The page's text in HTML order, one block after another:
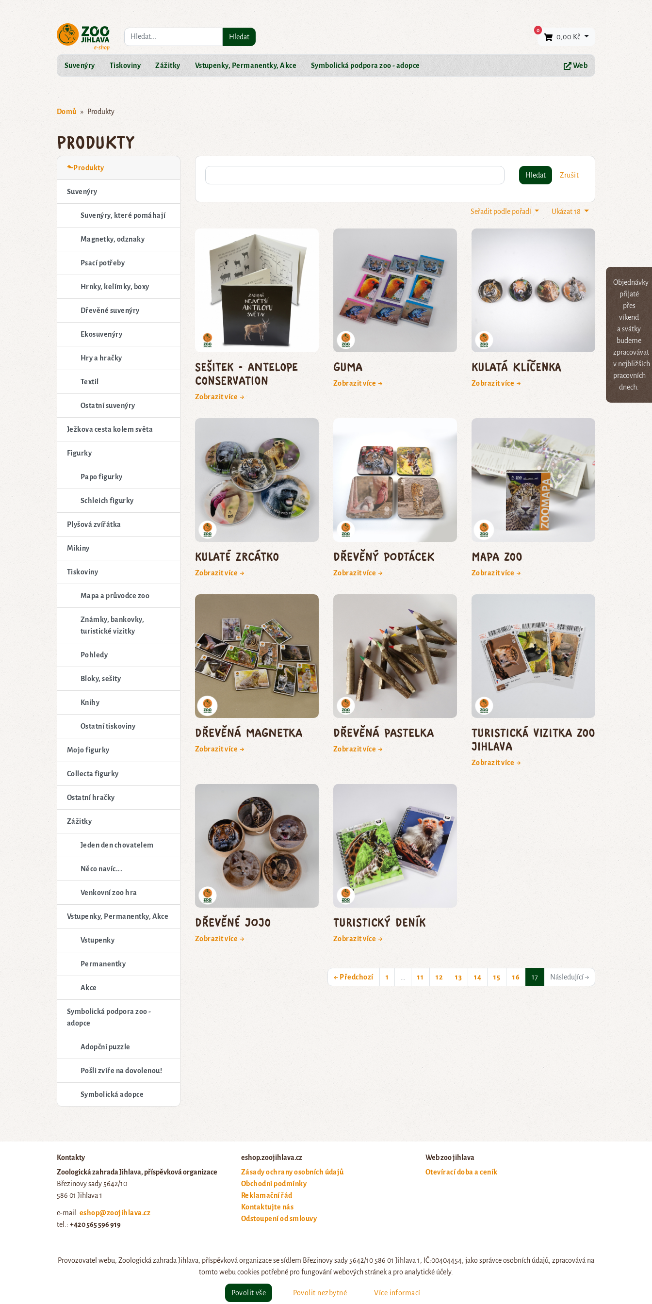
Objednávky
přijaté
přes
víkend
a svátky
budeme
zpracovávat
v nejbližších
pracovních
dnech.
Co hledáte? Hledat
0×
0,00 Kč
Suvenýry Tiskoviny Zážitky Vstupenky, Permanentky, Akce Symbolická podpora zoo - adopce Web
Domů Produkty
Produkty
⬑Produkty
Suvenýry
Suvenýry, které pomáhají
Magnetky, odznaky
Psací potřeby
Hrnky, kelímky, boxy
Dřevěné suvenýry
Ekosuvenýry
Hry a hračky
Textil
Ostatní suvenýry
Ježkova cesta kolem světa
Figurky
Papo figurky
Schleich figurky
Plyšová zvířátka
Mikiny
Tiskoviny
Mapa a průvodce zoo
Známky, bankovky,
turistické vizitky
Pohledy
Bloky, sešity
Knihy
Ostatní tiskoviny
Mojo figurky
Collecta figurky
Ostatní hračky
Zážitky
Jeden den chovatelem
Něco navíc...
Venkovní zoo hra
Vstupenky, Permanentky, Akce
Vstupenky
Permanentky
Akce
Symbolická podpora zoo -
adopce
Adopční puzzle
Pošli zvíře na dovolenou!
Symbolická adopce
Hledat Zrušit
Ukázat 18
Seřadit podle pořadí
Sešitek - Antelope
Conservation
Zobrazit více →
Guma
Zobrazit více →
Kulatá klíčenka
Zobrazit více →
Kulaté zrcátko
Zobrazit více →
Dřevěný podtácek
Zobrazit více →
Mapa zoo
Zobrazit více →
Dřevěná magnetka
Zobrazit více →
Dřevěná pastelka
Zobrazit více →
Turistická vizitka Zoo
Jihlava
Zobrazit více →
Dřevěné jojo
Zobrazit více →
Turistický deník
Zobrazit více →
← Předchozí 1 11 12 13 14 15 16 17(current)Následující →
Kontakty
Zoologická zahrada Jihlava, příspěvková organizace
Březinovy sady 5642/10
586 01 Jihlava 1
e-mail: eshop@zoojihlava.cz
tel.: +420 565 596 919
eshop.zoojihlava.cz
Zásady ochrany osobních údajů
Obchodní podmínky
Reklamační řád
Kontaktujte nás
Odstoupení od smlouvy
Web zoo jihlava
Otevírací doba a ceník
© eshop.zoojihlava.cz, vytvořilJiří Brychta.
Provozovatel webu, Zoologická zahrada Jihlava, příspěvková organizace se sídlem Březinovy sady 5642/10 586 01 Jihlava 1, IČ:00404454, jako správce osobních údajů, zpracovává na
tomto webu cookies potřebné pro fungování webových stránek a pro analytické účely.
Povolit vše Povolit nezbytné Více informací